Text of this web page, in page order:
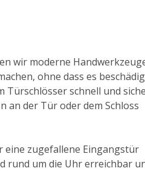
wir moderne
ohne dass es
Türschlösser schnell und
an der Tür oder dem Schloss
eine zugefallene Eingangstür
rund um die Uhr erreichbar